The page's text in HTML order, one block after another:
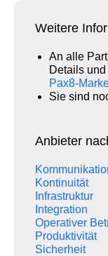
Weitere
An alle
Details
Sie sind
Anbieter
Kontinuität
Infrastruktur
Integration
Operativer
Produktivität
Sicherheit